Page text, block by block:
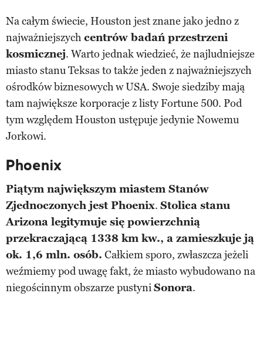
Na całym świecie, Houston jest znane jako jedno z
najważniejszych centrów badań przestrzeni
kosmicznej. Warto jednak wiedzieć, że najludniejsze
miasto stanu Teksas to także jeden z najważniejszych
ośrodków biznesowych w USA. Swoje siedziby mają
tam największe korporacje z listy Fortune 500. Pod
tym względem Houston ustępuje jedynie Nowemu
Jorkowi.
Phoenix
Piątym największym miastem Stanów
Zjednoczonych jest Phoenix. Stolica stanu
Arizona legitymuje się powierzchnią
przekraczającą 1338 km kw., a zamieszkuje ją
ok. 1,6 mln. osób. Całkiem sporo, zwłaszcza jeżeli
weźmiemy pod uwagę fakt, że miasto wybudowano na
niegościnnym obszarze pustyniSonora.